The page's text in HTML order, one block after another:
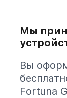
Мы
Вы
Fortuna